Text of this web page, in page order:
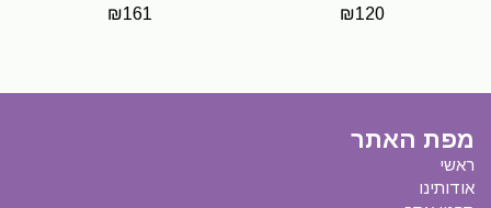
₪120
₪161
מפת האתר
ראשי
אודותינו